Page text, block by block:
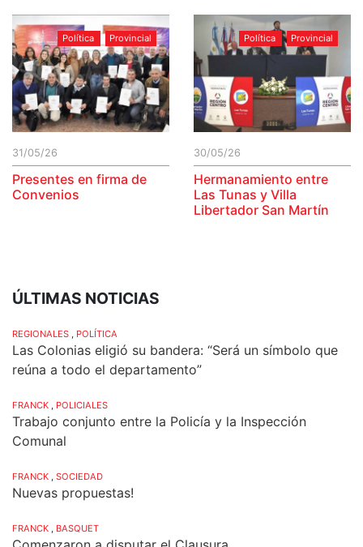
Política Provincial
31/05/26
Presentes en firma de
Convenios
Política Provincial
30/05/26
Hermanamiento entre
Las Tunas y Villa
Libertador San Martín
ÚLTIMAS NOTICIAS
REGIONALES POLÍTICA
Las Colonias eligió su bandera: “Será un símbolo que
reúna a todo el departamento”
FRANCK POLICIALES
Trabajo conjunto entre la Policía y la Inspección
Comunal
FRANCK SOCIEDAD
Nuevas propuestas!
FRANCK BASQUET